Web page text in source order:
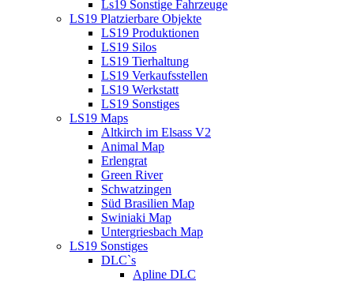
Ls19 Sonstige Fahrzeuge
LS19 Platzierbare Objekte
LS19 Produktionen
LS19 Silos
LS19 Tierhaltung
LS19 Verkaufsstellen
LS19 Werkstatt
LS19 Sonstiges
LS19 Maps
Altkirch im Elsass V2
Animal Map
Erlengrat
Green River
Schwatzingen
Süd Brasilien Map
Swiniaki Map
Untergriesbach Map
LS19 Sonstiges
DLC`s
Apline DLC